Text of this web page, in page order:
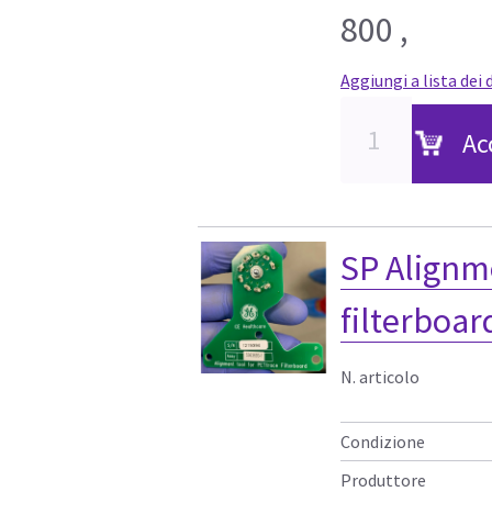
800 ,
Aggiungi a lista dei
SP
N. articolo
Condizione
Produttore